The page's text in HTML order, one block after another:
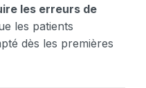
les erreurs de
les patients
dès les premières